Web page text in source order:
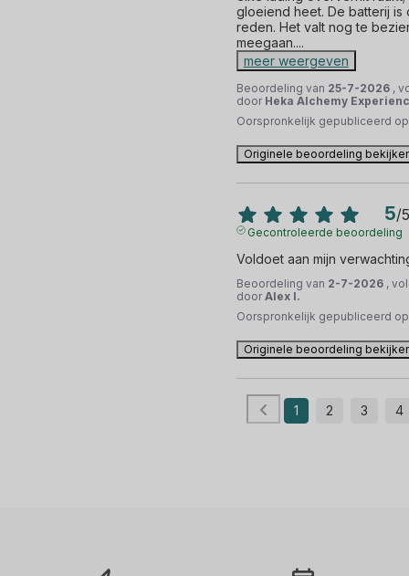
gloeiend heet. De batterij is
reden. Het valt nog te
meegaan....
meer weergeven
Beoordeling van 25-7-2026 ,
door Heka Alchemy
Oorspronkelijk gepubliceerd
Originele beoordeling
5/5
Gecontroleerde beoordeling
Voldoet aan mijn
Beoordeling van 2-7-2026 ,
door Alex I.
Oorspronkelijk gepubliceerd
Originele beoordeling
1 2 3 4